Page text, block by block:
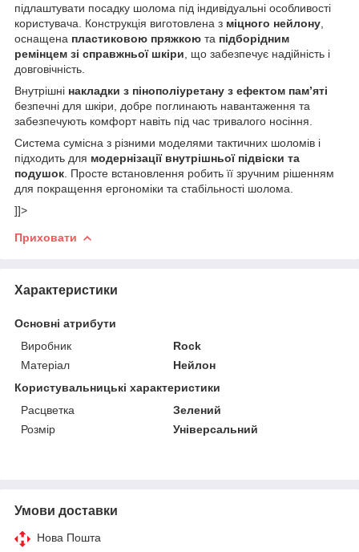
підлаштувати посадку шолома під індивідуальні особливості
користувача. Конструкція виготовлена з міцного нейлону
оснащена пластиковою пряжкою та підборідним
ремінцем зі справжньої шкіри , що забезпечує надійність і
довговічність.
Внутрішні накладки з пінополіуретану з ефектом пам’яті
безпечні для шкіри, добре поглинають навантаження та
забезпечують комфорт навіть під час тривалого носіння.
Система сумісна з різними моделями тактичних шоломів і
підходить для модернізації внутрішньої підвіски та
подушок . Просте встановлення робить її зручним рішенням
для покращення ергономіки та стабільності шолома.
]]>
Приховати
Характеристики
Основні атрибути
Виробник
Rock
Матеріал
Нейлон
Користувальницькі характеристики
Расцветка
Зелений
Розмір
Універсальний
Умови доставки
Нова Пошта